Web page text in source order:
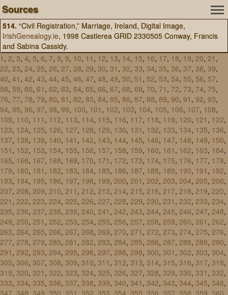
Sources
514. “Civil Registration,” Marriage, Ireland, Digital Image,
IrishGenealogy.ie, 1998 Castlerea GRID 2330505 Conway, Francis
and Sabina Cassidy.
1 , 2, 3, 4, 5, 6, 7, 8, 9, 10, 11 , 12, 13, 14, 15, 16, 17, 18, 19, 20, 21 ,
22, 23, 24, 25, 26, 27, 28, 29, 30, 31 , 32, 33, 34, 35, 36, 37, 38, 39,
40, 41 , 42, 43, 44, 45, 46, 47, 48, 49, 50, 51 , 52, 53, 54, 55, 56, 57,
58, 59, 60, 61 , 62, 63, 64, 65, 66, 67, 68, 69, 70, 71 , 72, 73, 74, 75,
76, 77, 78, 79, 80, 81 , 82, 83, 84, 85, 86, 87, 88, 89, 90, 91 , 92, 93,
94, 95, 96, 97, 98, 99, 100, 101 , 102, 103, 104, 105, 106, 107, 108,
109, 110, 111 , 112, 113, 114, 115, 116, 117, 118, 119, 120, 121 , 122,
123, 124, 125, 126, 127, 128, 129, 130, 131 , 132, 133, 134, 135, 136,
137, 138, 139, 140, 141 , 142, 143, 144, 145, 146, 147, 148, 149, 150,
151 , 152, 153, 154, 155, 156, 157, 158, 159, 160, 161 , 162, 163, 164,
165, 166, 167, 168, 169, 170, 171 , 172, 173, 174, 175, 176, 177, 178,
179, 180, 181 , 182, 183, 184, 185, 186, 187, 188, 189, 190, 191 , 192,
193, 194, 195, 196, 197, 198, 199, 200, 201 , 202, 203, 204, 205, 206,
207, 208, 209, 210, 211 , 212, 213, 214, 215, 216, 217, 218, 219, 220,
221 , 222, 223, 224, 225, 226, 227, 228, 229, 230, 231 , 232, 233, 234,
235, 236, 237, 238, 239, 240, 241 , 242, 243, 244, 245, 246, 247, 248,
249, 250, 251 , 252, 253, 254, 255, 256, 257, 258, 259, 260, 261 , 262,
263, 264, 265, 266, 267, 268, 269, 270, 271 , 272, 273, 274, 275, 276,
277, 278, 279, 280, 281 , 282, 283, 284, 285, 286, 287, 288, 289, 290,
291 , 292, 293, 294, 295, 296, 297, 298, 299, 300, 301 , 302, 303, 304,
305, 306, 307, 308, 309, 310, 311 , 312, 313, 314, 315, 316, 317, 318,
319, 320, 321 , 322, 323, 324, 325, 326, 327, 328, 329, 330, 331 , 332,
333, 334, 335, 336, 337, 338, 339, 340, 341 , 342, 343, 344, 345, 346,
347, 348, 349, 350, 351 , 352, 353, 354, 355, 356, 357, 358, 359, 360,